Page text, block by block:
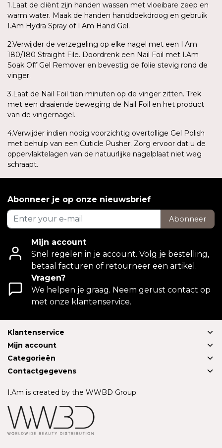
1.Laat de cliënt zijn handen wassen met vloeibare zeep en
warm water. Maak de handen handdoekdroog en gebruik
I.Am Hydra Spray of I.Am Hand Gel.
2.Verwijder de verzegeling op elke nagel met een I.Am
180/180 Straight File. Doordrenk een Nail Foil met I.Am
Soak Off Gel Remover en bevestig de folie stevig rond de
vinger.
3.Laat de Nail Foil tien minuten op de vinger zitten. Trek
met een draaiende beweging de Nail Foil en het product
van de vingernagel.
4.Verwijder indien nodig voorzichtig overtollige Gel Polish
met behulp van een Cuticle Pusher. Zorg ervoor dat u de
oppervlaktelagen van de natuurlijke nagelplaat niet weg
schraapt.
Abonneer je op onze nieuwsbrief
Abonneer
Mijn account
Snel regelen in je account. Volg je bestelling,
betaal facturen of retourneer een artikel.
Vragen?
We helpen je graag. Neem gerust contact op
met onze klantenservice.
Klantenservice
Mijn account
Categorieën
Contactgegevens
I.Am is created by the WWBD Group: